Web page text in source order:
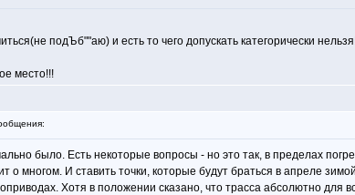
подЪб""аю) и есть то чего допускать категорически
место!!!
было. Есть некоторые вопросы - но это так, в пределах
о многом. И ставить точки, которые будут браться в апреле
Хотя в положении сказано, что трасса абсолютно для